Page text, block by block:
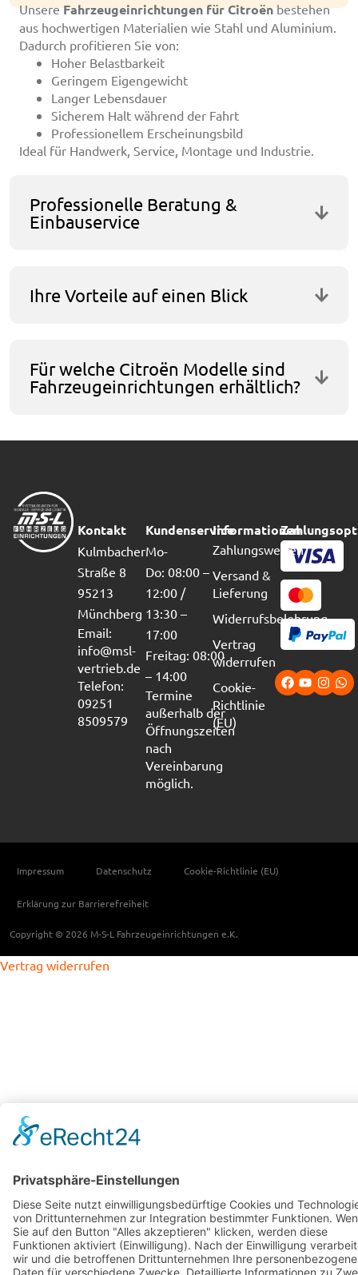
UnsereFahrzeugeinrichtungen für Citroënbestehen
aus hochwertigen Materialien wie Stahl und Aluminium.
Dadurch profitieren Sie von:
Hoher Belastbarkeit
Geringem Eigengewicht
Langer Lebensdauer
Sicherem Halt während der Fahrt
Professionellem Erscheinungsbild
Ideal für Handwerk, Service, Montage und Industrie.
Professionelle Beratung &
Einbauservice
Ihre Vorteile auf einen Blick
Für welche Citroën Modelle sind
Fahrzeugeinrichtungen erhältlich?
Kontakt
Kulmbacher
Straße 8
95213
Münchberg
Email:
info@msl-
vertrieb.de
Telefon:
09251
8509579
Kundenservice
Mo-
Do: 08:00 –
12:00 /
13:30 –
17:00
Freitag: 08:00
– 14:00
Termine
außerhalb der
Öffnungszeiten
nach
Vereinbarung
möglich.
Informationen
Zahlungsweisen
Versand &
Lieferung
Widerrufsbelehrung
Vertrag
widerrufen
Cookie-
Richtlinie
(EU)
Impressum Datenschutz Cookie-Richtlinie (EU)
Erklärung zur Barrierefreiheit
Copyright © 2026 M-S-L Fahrzeugeinrichtungen e.K.
Vertrag widerrufen